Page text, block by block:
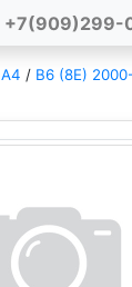
+7(909)299-
A4 / B6 (8E)